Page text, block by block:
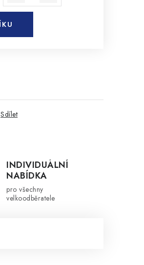
Sdílet
INDIVIDUÁLNÍ
NABÍDKA
pro všechny
velkoodběratele